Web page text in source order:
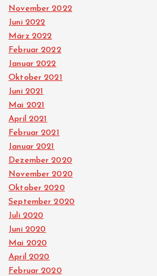
November 2022
Juni 2022
März 2022
Februar 2022
Januar 2022
Oktober 2021
Juni 2021
Mai 2021
April 2021
Februar 2021
Januar 2021
Dezember 2020
November 2020
Oktober 2020
September 2020
Juli 2020
Juni 2020
Mai 2020
April 2020
Februar 2020